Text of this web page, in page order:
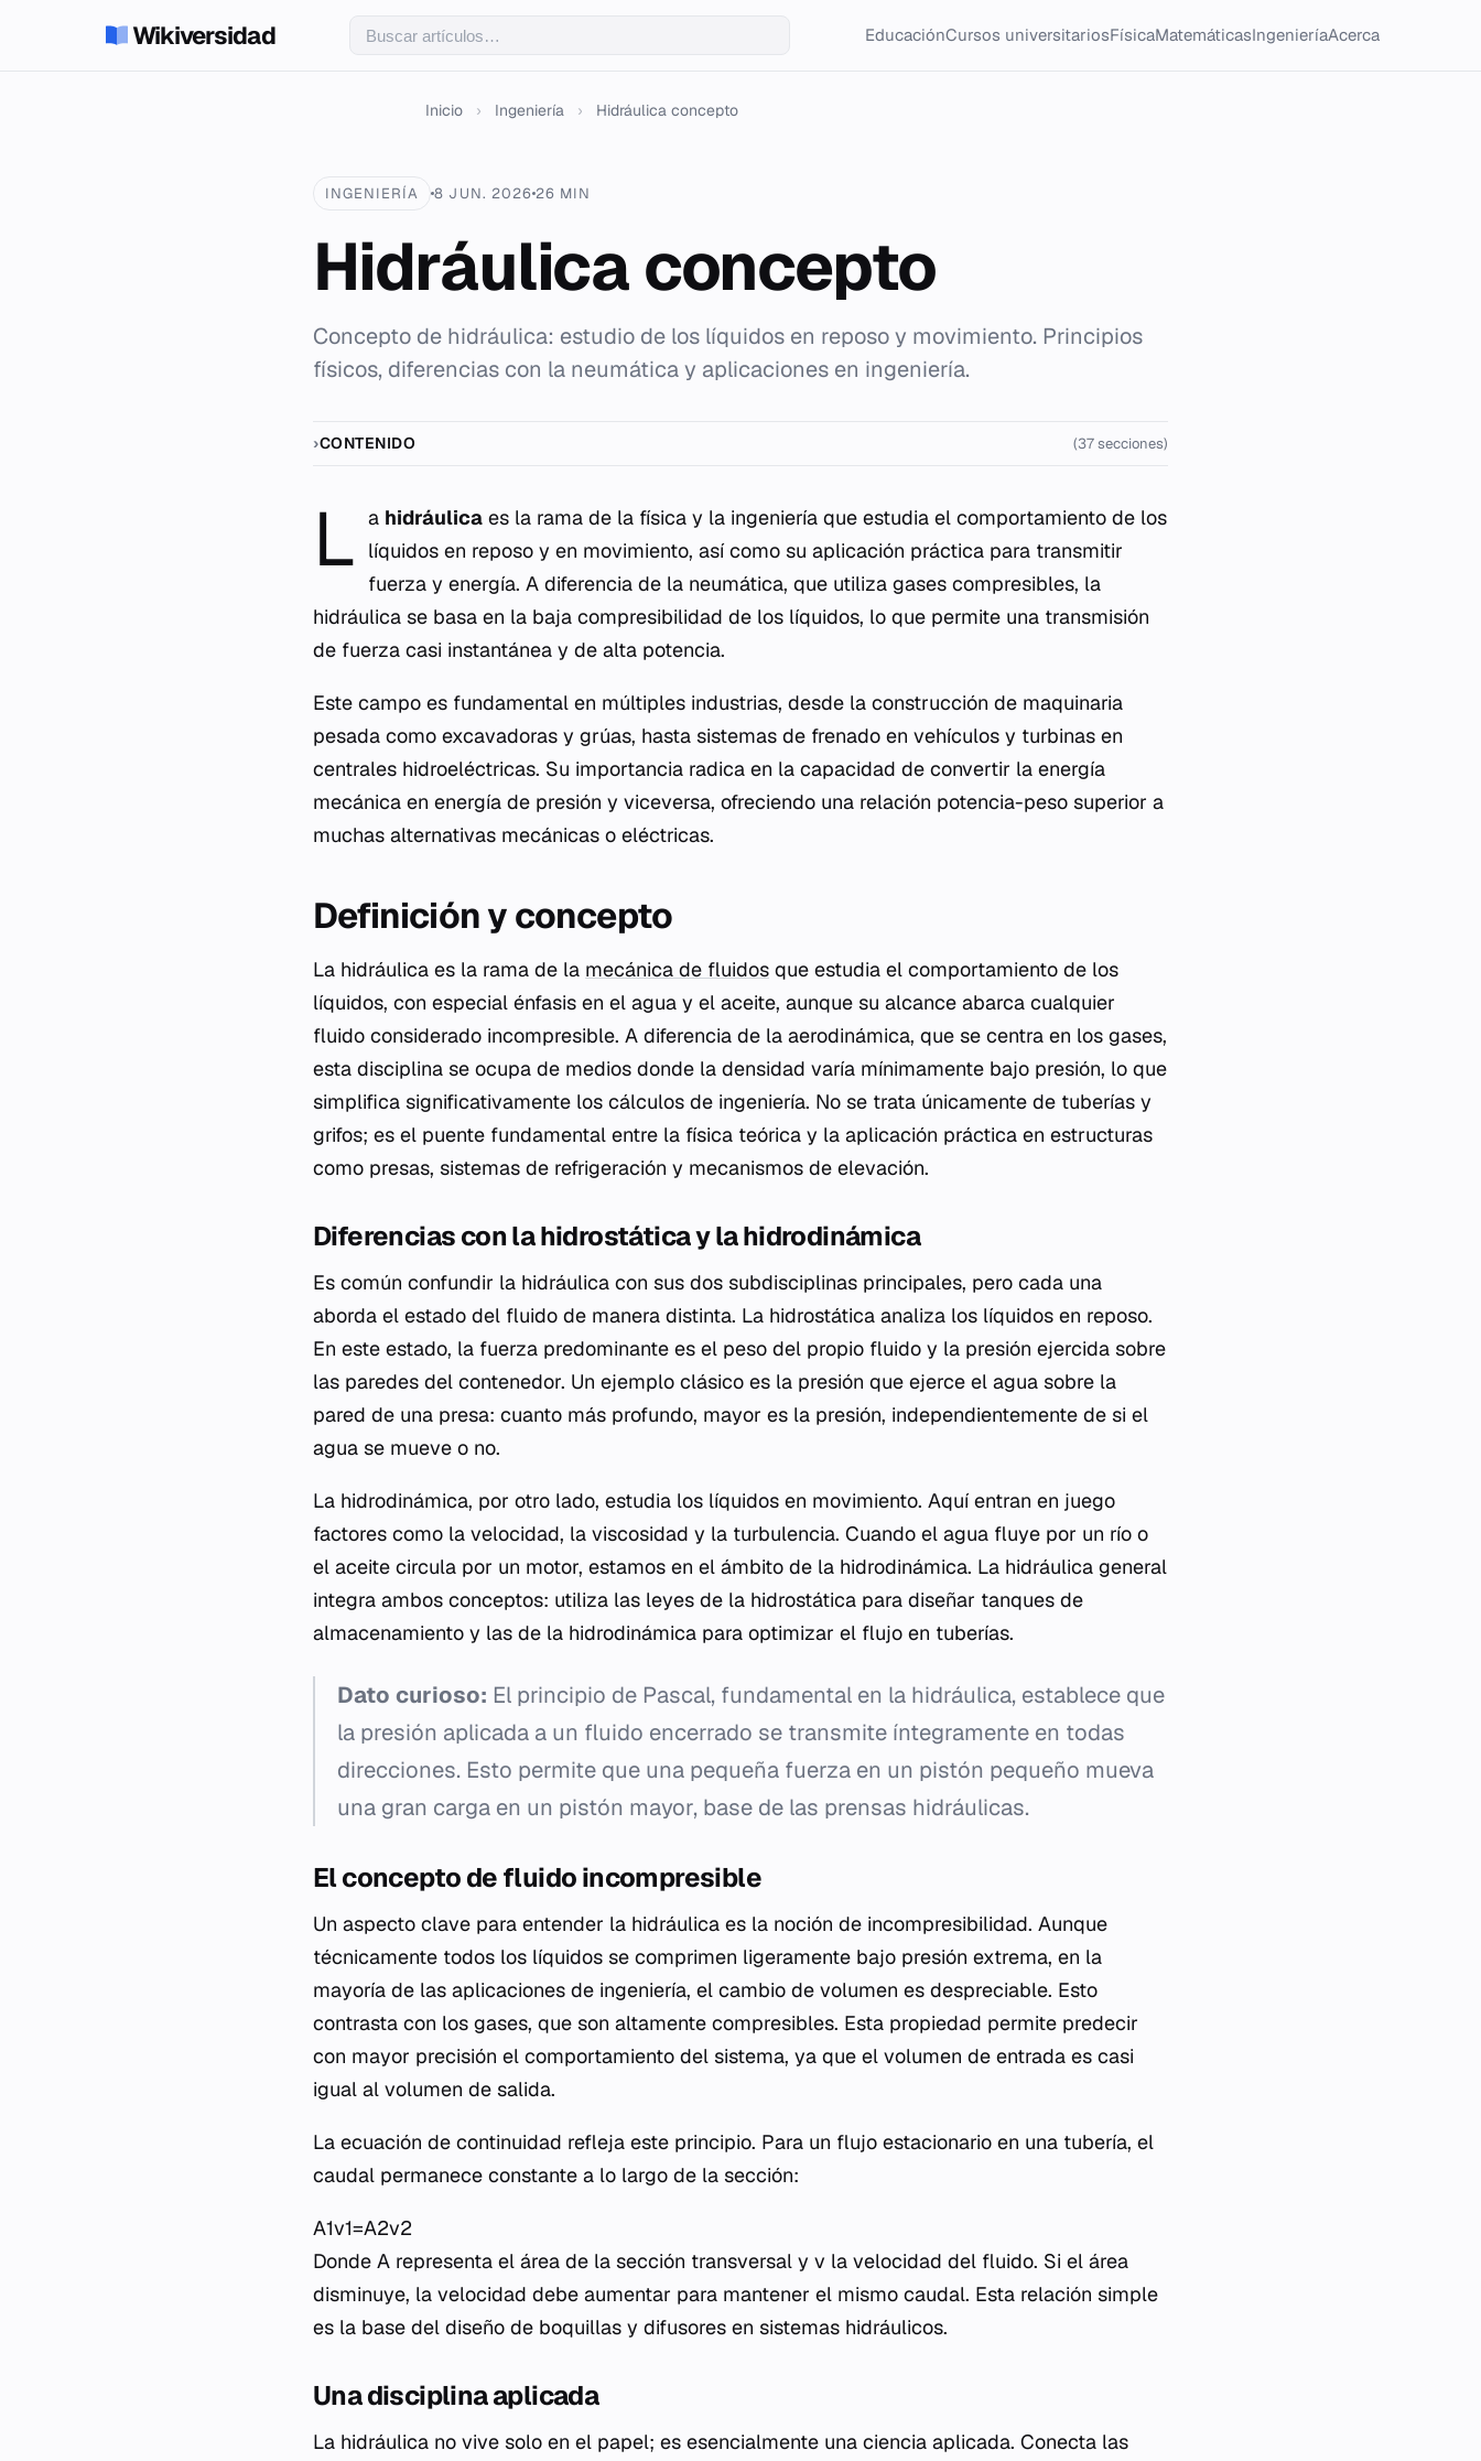
Wikiversidad EducaciónCursos universitariosFísicaMatemáticasIngenieríaAcerca
Inicio › Ingeniería › Hidráulica concepto
INGENIERÍA 8 JUN. 2026 26 MIN
Hidráulica concepto
Concepto de hidráulica: estudio de los líquidos en reposo y movimiento. Principios
físicos, diferencias con la neumática y aplicaciones en ingeniería.
CONTENIDO (37 secciones)
L a hidráulica es la rama de la física y la ingeniería que estudia el comportamiento de los
líquidos en reposo y en movimiento, así como su aplicación práctica para transmitir
fuerza y energía. A diferencia de la neumática, que utiliza gases compresibles, la
hidráulica se basa en la baja compresibilidad de los líquidos, lo que permite una transmisión
de fuerza casi instantánea y de alta potencia.
Este campo es fundamental en múltiples industrias, desde la construcción de maquinaria
pesada como excavadoras y grúas, hasta sistemas de frenado en vehículos y turbinas en
centrales hidroeléctricas. Su importancia radica en la capacidad de convertir la energía
mecánica en energía de presión y viceversa, ofreciendo una relación potencia-peso superior a
muchas alternativas mecánicas o eléctricas.
Definición y concepto
La hidráulica es la rama de la mecánica de fluidos que estudia el comportamiento de los
líquidos, con especial énfasis en el agua y el aceite, aunque su alcance abarca cualquier
fluido considerado incompresible. A diferencia de la aerodinámica, que se centra en los gases,
esta disciplina se ocupa de medios donde la densidad varía mínimamente bajo presión, lo que
simplifica significativamente los cálculos de ingeniería. No se trata únicamente de tuberías y
grifos; es el puente fundamental entre la física teórica y la aplicación práctica en estructuras
como presas, sistemas de refrigeración y mecanismos de elevación.
Diferencias con la hidrostática y la hidrodinámica
Es común confundir la hidráulica con sus dos subdisciplinas principales, pero cada una
aborda el estado del fluido de manera distinta. La hidrostática analiza los líquidos en reposo.
En este estado, la fuerza predominante es el peso del propio fluido y la presión ejercida sobre
las paredes del contenedor. Un ejemplo clásico es la presión que ejerce el agua sobre la
pared de una presa: cuanto más profundo, mayor es la presión, independientemente de si el
agua se mueve o no.
La hidrodinámica, por otro lado, estudia los líquidos en movimiento. Aquí entran en juego
factores como la velocidad, la viscosidad y la turbulencia. Cuando el agua fluye por un río o
el aceite circula por un motor, estamos en el ámbito de la hidrodinámica. La hidráulica general
integra ambos conceptos: utiliza las leyes de la hidrostática para diseñar tanques de
almacenamiento y las de la hidrodinámica para optimizar el flujo en tuberías.
Dato curioso: El principio de Pascal, fundamental en la hidráulica, establece que
la presión aplicada a un fluido encerrado se transmite íntegramente en todas
direcciones. Esto permite que una pequeña fuerza en un pistón pequeño mueva
una gran carga en un pistón mayor, base de las prensas hidráulicas.
El concepto de fluido incompresible
Un aspecto clave para entender la hidráulica es la noción de incompresibilidad. Aunque
técnicamente todos los líquidos se comprimen ligeramente bajo presión extrema, en la
mayoría de las aplicaciones de ingeniería, el cambio de volumen es despreciable. Esto
contrasta con los gases, que son altamente compresibles. Esta propiedad permite predecir
con mayor precisión el comportamiento del sistema, ya que el volumen de entrada es casi
igual al volumen de salida.
La ecuación de continuidad refleja este principio. Para un flujo estacionario en una tubería, el
caudal permanece constante a lo largo de la sección:
A1​v1​=A2​v2​
Donde A representa el área de la sección transversal y v la velocidad del fluido. Si el área
disminuye, la velocidad debe aumentar para mantener el mismo caudal. Esta relación simple
es la base del diseño de boquillas y difusores en sistemas hidráulicos.
Una disciplina aplicada
La hidráulica no vive solo en el papel; es esencialmente una ciencia aplicada. Conecta las